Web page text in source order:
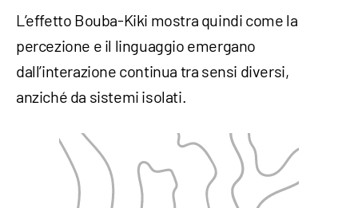
L’effetto Bouba-Kiki mostra quindi come la
percezione e il linguaggio emergano
dall’interazione continua tra sensi diversi,
anziché da sistemi isolati.